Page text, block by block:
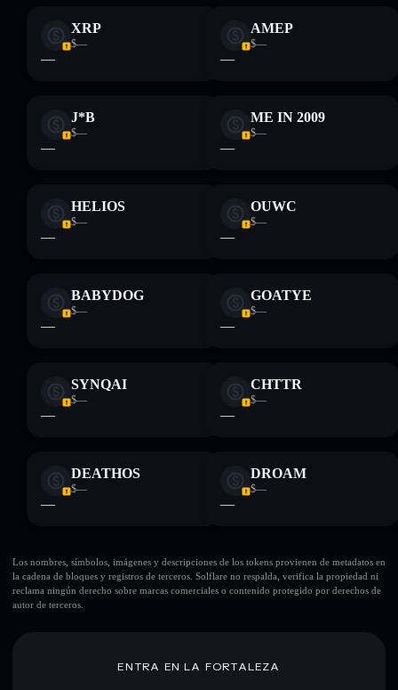
XRP
$—
—
AMEP
$—
—
J*B
$—
—
ME IN 2009
$—
—
HELIOS
$—
—
OUWC
$—
—
BABYDOG
$—
—
GOATYE
$—
—
SYNQAI
$—
—
CHTTR
$—
—
DEATHOS
$—
—
DROAM
$—
—
Los nombres, símbolos, imágenes y descripciones de los tokens provienen de metadatos en
la cadena de bloques y registros de terceros. Solflare no respalda, verifica la propiedad ni
reclama ningún derecho sobre marcas comerciales o contenido protegido por derechos de
autor de terceros.
ENTRA EN LA FORTALEZA